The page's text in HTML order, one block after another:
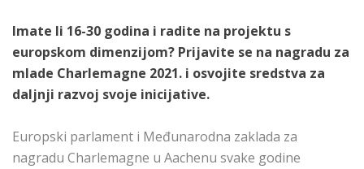
Imate li 16-30 godina i radite na projektu s
europskom dimenzijom? Prijavite se na nagradu za
mlade Charlemagne 2021. i osvojite sredstva za
daljnji razvoj svoje inicijative.
Europski parlament i Međunarodna zaklada za
nagradu Charlemagne u Aachenu svake godine